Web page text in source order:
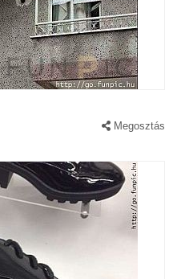
Megosztás